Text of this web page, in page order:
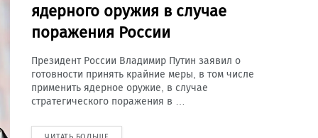
ядерного оружия в случае
поражения России
Президент России Владимир Путин заявил о
готовности принять крайние меры, в том числе
применить ядерное оружие, в случае
стратегического поражения в …